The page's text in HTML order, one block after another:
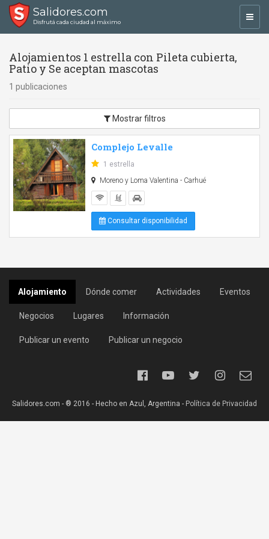
Salidores.com
Disfrutá cada ciudad al máximo
Alojamientos 1 estrella con Pileta cubierta,
Patio y Se aceptan mascotas
1 publicaciones
Mostrar filtros
Complejo Levalle
1 estrella
Moreno y Loma Valentina - Carhué
Consultar disponibilidad
Alojamiento Dónde comer Actividades Eventos
Negocios Lugares Información
Publicar un evento Publicar un negocio
Salidores.com - ® 2016 - Hecho en Azul, Argentina - Política de Privacidad